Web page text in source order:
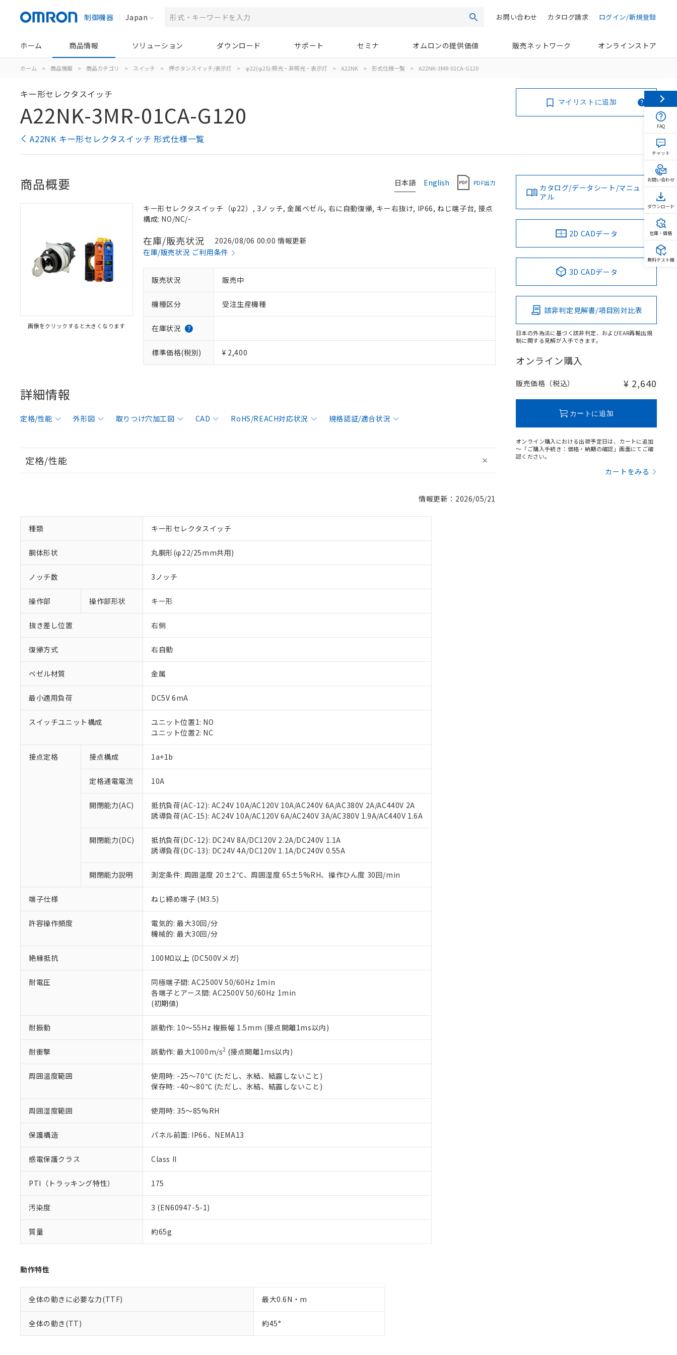
制御機器 Japan 検索 ログイン/新規登録
カタログ請求
お問い合わせ
ホーム 商品情報 ソリューション ダウンロード サポート セミナ オムロンの提供価値 販売ネットワーク オンラインストア
ホーム > 商品情報 > 商品カテゴリ > スイッチ > 押ボタンスイッチ/表示灯 > φ22(φ25):照光・非照光・表示灯 > A22NK > 形式仕様一覧 > A22NK-3MR-01CA-G120
キー形セレクタスイッチ
A22NK-3MR-01CA-G120
A22NK キー形セレクタスイッチ 形式仕様一覧
マイリストに追加
日本語 English PDF出力
商品概要
画像をクリックすると大きくなります
キー形セレクタスイッチ（φ22）, 3ノッチ, 金属ベゼル, 右に自動復帰, キー右抜け, IP66, ねじ端子台, 接点
構成: NO/NC/-
在庫/販売状況
2026/08/06 00:00 情報更新
在庫/販売状況 ご利用条件
販売状況 販売中
機種区分 受注生産機種
在庫状況
標準価格(税別) ¥ 2,400
詳細情報
定格/性能 外形図 取りつけ穴加工図 CAD RoHS/REACH対応状況 規格認証/適合状況
定格/性能
情報更新：2026/05/21
種類 キー形セレクタスイッチ
胴体形状 丸胴形(φ22/25mm共用)
ノッチ数 3ノッチ
操作部 操作部形状 キー形
抜き差し位置 右側
復帰方式 右自動
ベゼル材質 金属
最小適用負荷 DC5V 6mA
スイッチユニット構成
ユニット位置1: NO
ユニット位置2: NC
接点定格 接点構成 1a+1b
定格通電電流 10A
開閉能力(AC)
抵抗負荷(AC-12): AC24V 10A/AC120V 10A/AC240V 6A/AC380V 2A/AC440V 2A
誘導負荷(AC-15): AC24V 10A/AC120V 6A/AC240V 3A/AC380V 1.9A/AC440V 1.6A
開閉能力(DC)
抵抗負荷(DC-12): DC24V 8A/DC120V 2.2A/DC240V 1.1A
誘導負荷(DC-13): DC24V 4A/DC120V 1.1A/DC240V 0.55A
開閉能力説明 測定条件: 周囲温度 20±2℃、周囲湿度 65±5%RH、操作ひん度 30回/min
端子仕様 ねじ締め端子 (M3.5)
許容操作頻度
電気的: 最大30回/分
機械的: 最大30回/分
絶縁抵抗 100MΩ以上 (DC500Vメガ)
耐電圧
同極端子間: AC2500V 50/60Hz 1min
各端子とアース間: AC2500V 50/60Hz 1min
(初期値)
耐振動 誤動作: 10～55Hz 複振幅 1.5mm (接点開離1ms以内)
耐衝撃 誤動作: 最大1000m/s2 (接点開離1ms以内)
周囲温度範囲
使用時: -25～70℃ (ただし、氷結、結露しないこと)
保存時: -40～80℃ (ただし、氷結、結露しないこと)
周囲湿度範囲 使用時: 35～85%RH
保護構造 パネル前面: IP66、NEMA13
感電保護クラス Class II
PTI（トラッキング特性） 175
汚染度 3 (EN60947-5-1)
質量 約65g
動作特性
全体の動きに必要な力(TTF) 最大0.6N・m
全体の動き(TT) 約45°
カタログ/データシート/マニュ
アル
2D CADデータ
3D CADデータ
該非判定見解書/項目別対比表
日本の外為法に基づく該非判定、およびEAR再輸出規
制に関する見解が入手できます。
オンライン購入
販売価格（税込） ¥ 2,640
カートに追加
オンライン購入における出荷予定日は、カートに追加
～「ご購入手続き：価格・納期の確認」画面にてご確
認ください。
カートをみる
ご利用条件
以下の条件をお読みいただき、同意のうえご利用ください。
本サービスは、当社制御機器事業取扱商品の当社在庫状況および標準価格(税抜)を提供させていただ
くものです。
当社制御機器事業取扱商品の中には、本サービスの対象外となる商品もあることをご了承ください。
在庫状況および標準価格照会結果は、記載している更新日時点での社内データに基づき作成されるも
のであり、閲覧された時点での実際の在庫および標準価格とは異なる場合があることをご了承くださ
正式な納期状況および標準価格はお客様のお取引先、またはお客様担当のオムロン制御機器販売店・
当社販売員にご相談ください。
在庫状況および標準価格結果を当社の事前の承諾なく第三者に漏洩または開示しないようお願いしま
す。
ている必要があります。
お客様が当ウェブサイト上で当社にご登録された部品リストについて、当社および当社の共同利用者
が、当社の製品・サービスに関するお客様との取引・商談に必要な範囲で利用することをご了承くだ
さい。
※当社の共同利用者とは、
"個人情報の共同利用に関して"
※1 対応状況
対応済み：EU RoHS指令（10物質）の非含有に対応した製品が提供可能な商品です。
対応予定：EU RoHS指令（10物質）の非含有に対応した製品に切り替える予定のある商品です。
対応予定なし：EU RoHS指令（10物質）の非含有に非対応の商品で、対応品を出す予定はありません。
調査・確認中：EU RoHS指令（10物質）の非含有の対応状況を調査中または確認中の商品です。
非該当品：ライセンス料など無形物で、有害物質有無と関係のない商品です。
仕入先様の事情により、非含有部品としていたものが、含有品と判明した場合などやむを得ず変更すること
*EU RoHS指令（10物質）：
鉛(Pb) 1000ppm以下、 水銀(Hg) 1000ppm以下、 カドミウム(Cd) 100ppm以下、
六価クロム(Cr(Ⅵ)) 1000ppm以下、ポリ臭化ビフェニル類(PBB) 1000ppm以下、ポリ臭化ジフェニルエーテル類(PBDE) 1000ppm以下、
フタル酸ビス(2-エチルヘキシル) (DEHP)(別名：DOP) 1000ppm以下、フタル酸ブチルベンジル（BBP） 1000ppm以下、フタル酸ジブチ
ル（DBP） 1000ppm以下、フタル酸ジイソブチル (DIBP) 1000ppm以下
但し、RoHS指令で産業用監視および制御機器に対する適用除外項目は除く。
フタル酸エステル類の４物質については閾値を超える意図的な使用がないことを確認しています。
※2 対応予定月
部品在庫の切り替え状況などにより、予定月が前後することがあります。
※3 非含有証明書ダウンロード
下記の非含有証明書をダウンロードすることができます。
EU RoHS指令（10物質）の非含有証明書
51物質の非含有証明書（当社基準）
※本証明書は発行日時点で非含有を証明するもので、過去に遡って非含有を証明するものではありません。
混在することから備考欄に対応日を記載しておりました。
既に当社にて対応品への在庫切替を完了していることから、特段のことがない限り、2022年1月12日よ
り割愛しております。
※1 中国RoHS○×表
「○」：最大均質材料含有率が中国RoHSの基準値以下であることを示します。
「×」：最大均質材料含有率が中国RoHSの基準値を超えていることを示します。
「－」：未確認です。当社販売部門へお問い合わせください。
Pb(鉛) :1000ppm、 Hg(水銀) : 1000ppm、 Cd(カドミウム) : 100ppm、
Cr(Ⅵ)(六価クロム) : 1000ppm、 PBBs(ポリ臭化ビフェニル類) : 1000ppm、 PBDEs(ポリ臭化ジフェニルエーテル類) : 1000ppm、
DBP(フタル酸ジブチル) : 1000ppm、 DIBP(フタル酸ジイソブチル) : 1000ppm、 BBP(フタル酸ブチルベンジル) : 1000ppm、
DEHP(フタル酸ビス(2-エチルヘキシル)) : 1000ppm
※2 環境保護使用期限
「ｅ」：有害物質（10物質）のすべてが基準値以下であることを示します。
「10」：通常の使用状況下において有害物質が外部に漏えいし、環境に深刻な影響を及ぼさない年数を意
「－」：未確認です。当社販売部門へお問い合わせください。
う）を輸出または国外への提供する場合は、日本国政府の輸出許可(または役務取引許可)を取得する
などの必要な手続きをとります。
当社は規制貨物を破棄する場合は、完全に破砕するなど、違法に輸出されないよう必要な手段を講じ
ます。
当社は貴社製品を、核兵器、ミサイル、化学兵器、生物兵器またはその他武器並びにこれらの製造装
置等に一切使用いたしません。
当社は、貴社製品を第三者に販売する場合は、上記1、2および3の内容を当該第三者に通知します。
たしません。
合意する キャンセル
記
説明
○ 一定数以上の在庫あり
△ 一定数には満たないが在庫あり
－
在庫なし(最新の在庫状況については、お客様のお取引先、またはお客様担当のオムロン制御
機器販売店・当社販売員にご確認ください)
空
受注生産機種、また在庫状況の情報を公開していない機種
FAQ
チャット
お問い合わせ
ダウンロード
在庫・価格
無料テスト機